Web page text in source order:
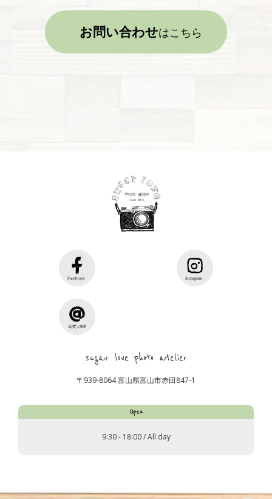
お問い合わせはこちら
sugar love photo atelier
〒939-8064 富山県富山市赤田847-1
Open
9:30 - 18:00 / All day